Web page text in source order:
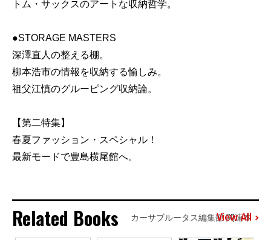
トム・サックスのアートな収納哲学。
●STORAGE MASTERS
深澤直人の整える棚。
柳本浩市の情報を収納する愉しみ。
祖父江慎のグルーピング収納論。
【第二特集】
春夏ファッション・スペシャル！
最新モードで豊島横尾館へ。
Related Books カーサブルータス編集部 関連本
View All